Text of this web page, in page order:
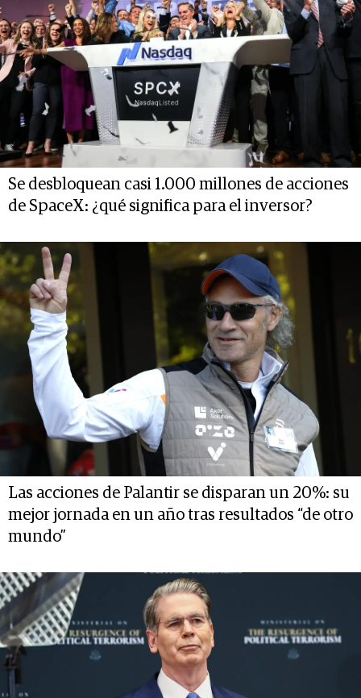
Se desbloquean casi 1.000 millones de acciones
de SpaceX: ¿qué significa para el inversor?
Las acciones de Palantir se disparan un 20%: su
mejor jornada en un año tras resultados “de otro
mundo”